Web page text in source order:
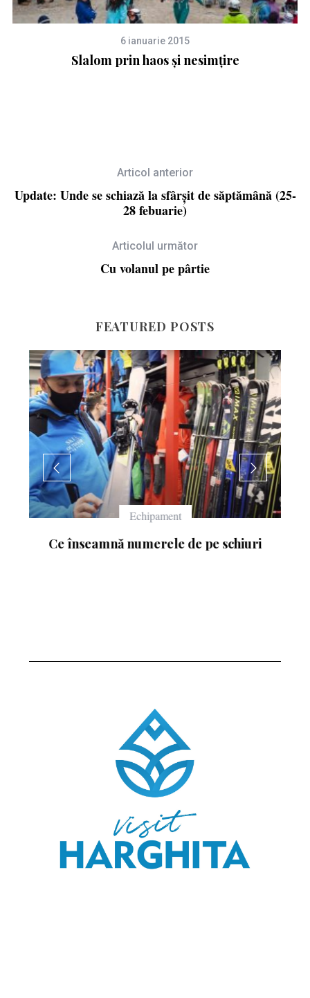
6 ianuarie 2015
Slalom prin haos și nesimțire
Articol anterior
Update: Unde se schiază la sfârșit de săptămână (25-
28 febuarie)
Articolul următor
Cu volanul pe pârtie
FEATURED POSTS
Echipament
Ce înseamnă numerele de pe schiuri